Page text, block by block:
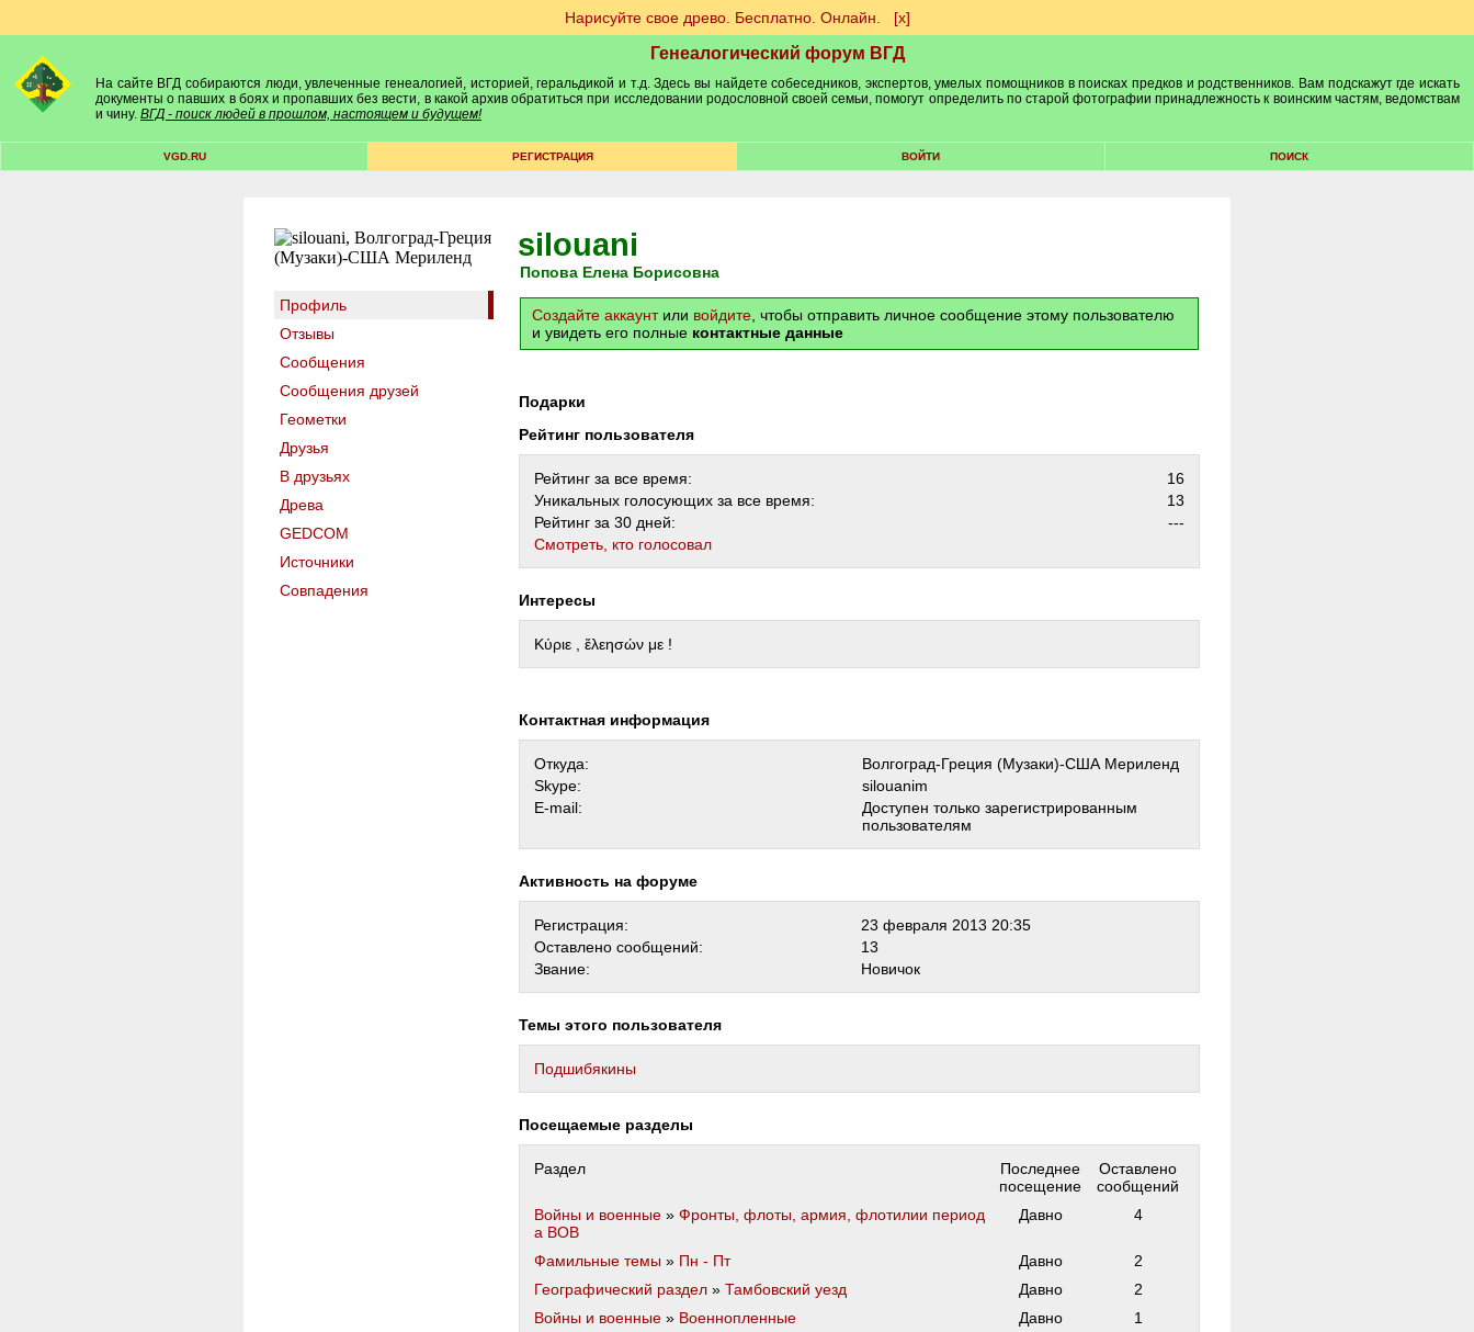
Нарисуйте свое древо. Бесплатно. Онлайн. [х]
Генеалогический форум ВГД
На сайте ВГД собираются люди, увлеченные генеалогией, историей, геральдикой и т.д. Здесь вы найдете собеседников, экспертов, умелых помощников в поисках предков и родственников. Вам подскажут где искать
документы о павших в боях и пропавших без вести, в какой архив обратиться при исследовании родословной своей семьи, помогут определить по старой фотографии принадлежность к воинским частям, ведомствам
и чину. ВГД - поиск людей в прошлом, настоящем и будущем!
VGD.RU РЕГИСТРАЦИЯ ВОЙТИ ПОИСК
Профиль
Отзывы
Сообщения
Сообщения друзей
Геометки
Друзья
В друзьях
Древа
GEDCOM
Источники
Совпадения
silouani
Попова Елена Борисовна
Создайте аккаунтили войдите , чтобы отправить личное сообщение этому пользователю
и увидеть его полные контактные данные
Подарки
Рейтинг пользователя
Рейтинг за все время:
16
Уникальных голосующих за все время:
13
Рейтинг за 30 дней:
---
Cмотреть, кто голосовал
Интересы
Kύριε , ἕλεησών με !
Контактная информация
Откуда:
Волгоград-Греция (Музаки)-США Мериленд
Skype:
silouanim
E-mail:
Доступен только зарегистрированным
пользователям
Активность на форуме
Регистрация:
23 февраля 2013 20:35
Оставлено сообщений:
13
Звание:
Новичок
Темы этого пользователя
Подшибякины
Посещаемые разделы
Раздел
Последнее
посещение
Оставлено
сообщений
Войны и военные » Фронты, флоты, армия, флотилии период
а ВОВ
Давно 4
Фамильные темы » Пн - Пт Давно
2
Географический раздел » Тамбовский уезд Давно
2
Войны и военные » Военнопленные Давно
1